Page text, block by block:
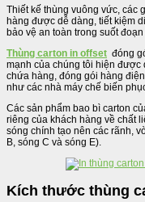
Thiết kế thùng vuông vức, các
hàng được dễ dàng, tiết kiệm
bảo vệ an toàn trong suốt
Thùng carton in offset đóng
mạnh của chúng tôi hiện được
chứa hàng, đóng gói hàng
như các nhà máy chế biến
Các sản phẩm bao bì carton
riêng của khách hàng về chất
sóng chính tạo nên các rãnh,
B, sóng C và sóng E).
Kích thước thùng